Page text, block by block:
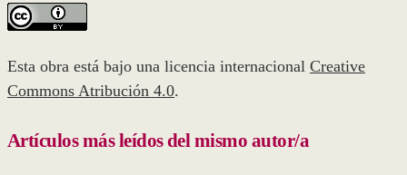
Esta obra está bajo una licencia internacional Creative
Commons Atribución 4.0.
Artículos más leídos del mismo autor/a